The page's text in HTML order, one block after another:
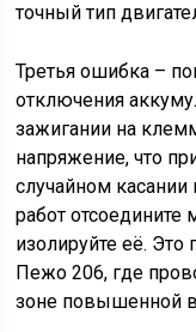
точный тип
Третья ошибка –
отключения
зажигании на
напряжение, что
случайном
работ
изолируйте её. Это
Пежо 206, где
зоне повышенной